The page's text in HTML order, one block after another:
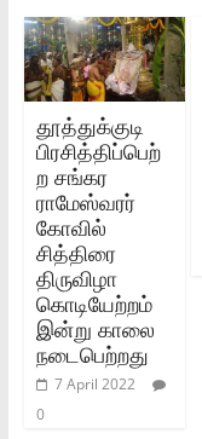
தூத்துக்குடி
பிரசித்திப்பெற்
ற சங்கர
ராமேஸ்வரர்
கோவில்
சித்திரை
திருவிழா
கொடியேற்றம்
இன்று காலை
நடைபெற்றது
7 April 2022
0